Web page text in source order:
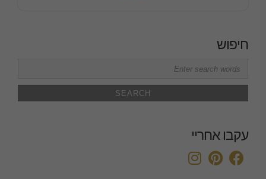
חיפוש
Search
עקבו אחריי